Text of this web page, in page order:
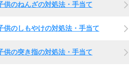
供のねんざの対処法・手当て
供のしもやけの対処法・手当て
供の突き指の対処法・手当て